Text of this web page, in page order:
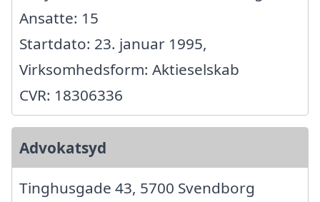
Ansatte: 15
Startdato: 23. januar 1995,
Virksomhedsform: Aktieselskab
CVR: 18306336
Advokatsyd
Tinghusgade 43, 5700 Svendborg